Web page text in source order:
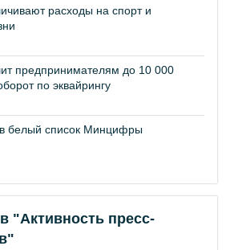
расходы на спорт и
предпринимателям до 10 000
по эквайрингу
белый список Минцифры
"Активность пресс-